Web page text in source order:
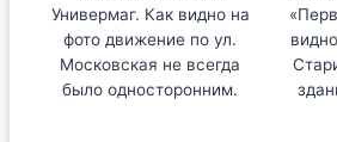
Универмаг. Как видно на
фото движение по ул.
Московская не всегда
было односторонним.